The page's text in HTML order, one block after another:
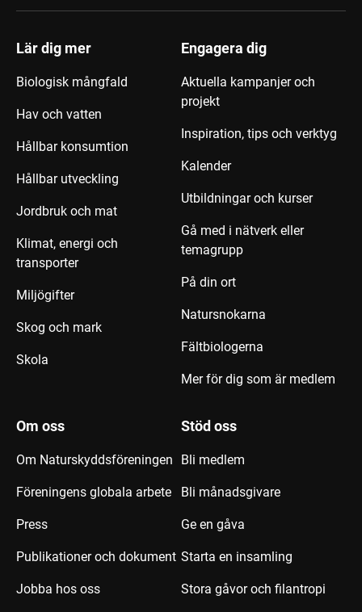
Lär dig mer
Biologisk mångfald
Hav och vatten
Hållbar konsumtion
Hållbar utveckling
Jordbruk och mat
Klimat, energi och
transporter
Miljögifter
Skog och mark
Skola
Engagera dig
Aktuella kampanjer och
projekt
Inspiration, tips och verktyg
Kalender
Utbildningar och kurser
Gå med i nätverk eller
temagrupp
På din ort
Natursnokarna
Fältbiologerna
Mer för dig som är medlem
Om oss
Om Naturskyddsföreningen
Föreningens globala arbete
Press
Publikationer och dokument
Jobba hos oss
Stöd oss
Bli medlem
Bli månadsgivare
Ge en gåva
Starta en insamling
Stora gåvor och filantropi